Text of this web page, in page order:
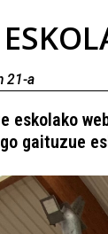
21-a
eskolako
gaituzue